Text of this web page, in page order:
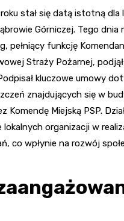
stał się datą istotną dla
Górniczej. Tego dnia
pełniący funkcję
Straży Pożarnej,
kluczowe umowy
znajdujących się w
Komendę Miejską PSP.
lokalnych organizacji w
co wpłynie na rozwój